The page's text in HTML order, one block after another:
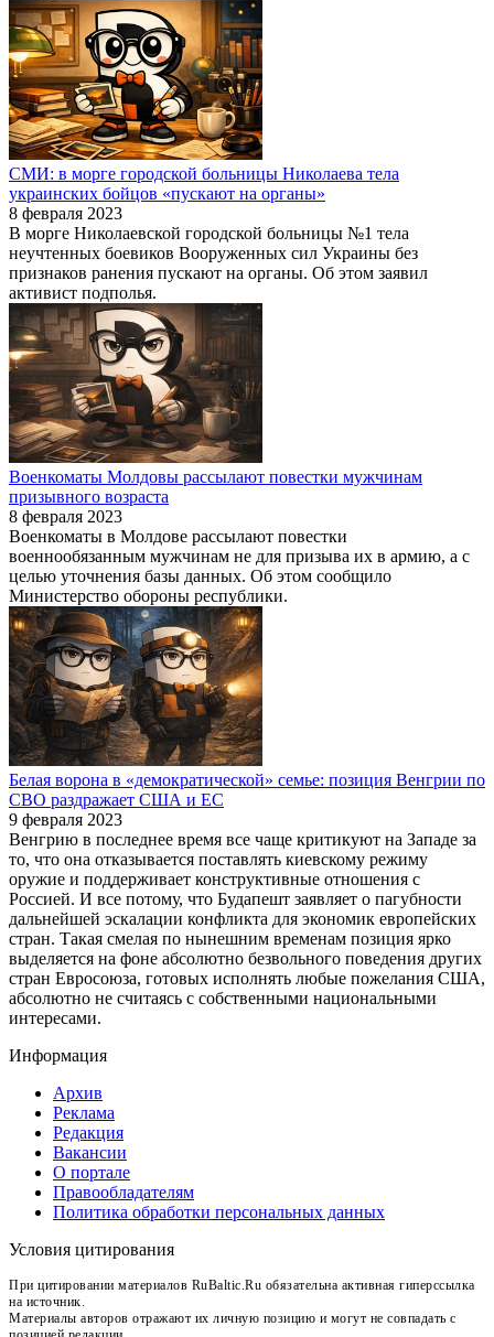
СМИ: в морге городской больницы Николаева тела
украинских бойцов «пускают на органы»
8 февраля 2023
В морге Николаевской городской больницы №1 тела
неучтенных боевиков Вооруженных сил Украины без
признаков ранения пускают на органы. Об этом заявил
активист подполья.
Военкоматы Молдовы рассылают повестки мужчинам
призывного возраста
8 февраля 2023
Военкоматы в Молдове рассылают повестки
военнообязанным мужчинам не для призыва их в армию, а с
целью уточнения базы данных. Об этом сообщило
Министерство обороны республики.
Белая ворона в «демократической» семье: позиция Венгрии по
СВО раздражает США и ЕС
9 февраля 2023
Венгрию в последнее время все чаще критикуют на Западе за
то, что она отказывается поставлять киевскому режиму
оружие и поддерживает конструктивные отношения с
Россией. И все потому, что Будапешт заявляет о пагубности
дальнейшей эскалации конфликта для экономик европейских
стран. Такая смелая по нынешним временам позиция ярко
выделяется на фоне абсолютно безвольного поведения других
стран Евросоюза, готовых исполнять любые пожелания США,
абсолютно не считаясь с собственными национальными
интересами.
Информация
Архив
Реклама
Редакция
Вакансии
О портале
Правообладателям
Политика обработки персональных данных
Условия цитирования
При цитировании материалов RuBaltic.Ru обязательна активная гиперссылка
на источник.
Материалы авторов отражают их личную позицию и могут не совпадать с